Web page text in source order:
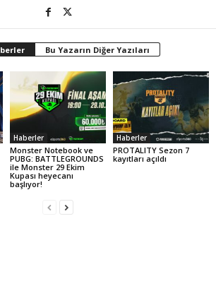
Bu Yazarın Diğer Yazıları
Haberler
Monster Notebook ve
PUBG: BATTLEGROUNDS
ile Monster 29 Ekim
Kupası heyecanı
başlıyor!
Haberler
PROTALITY Sezon 7
kayıtları açıldı